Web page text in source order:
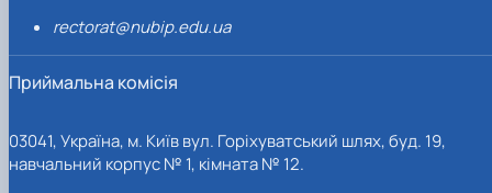
rectorat@nubip.edu.ua
Приймальна комісія
03041, Україна, м. Київ вул. Горіхуватський шлях, буд. 19,
навчальний корпус № 1, кімната № 12.